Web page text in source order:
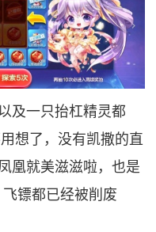
及一只抬杠精灵都
想了，没有凯撒的直
凰就美滋滋啦，也是
镖都已经被削废